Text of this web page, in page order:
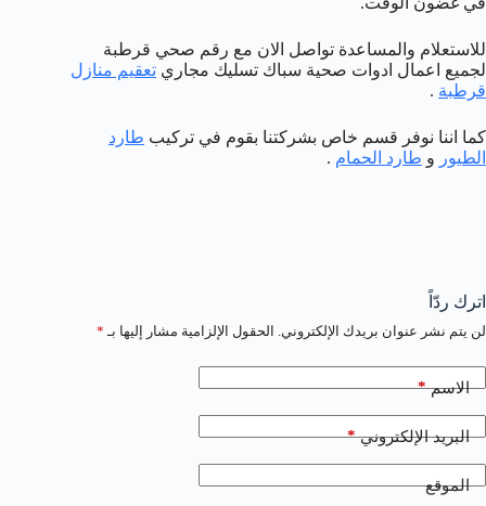
للاستعلام والمساعدة تواصل الان مع رقم صحي قرطبة
لجميع اعمال ادوات صحية سباك تسليك مجاري تعقيم منازل
قرطبة .
كما اننا نوفر قسم خاص بشركتنا بقوم في تركيب طارد
الطيور و طارد الحمام .
اترك ردّاً
لن يتم نشر عنوان بريدك الإلكتروني. الحقول الإلزامية مشار إليها بـ *
الاسم*
البريد الإلكتروني*
الموقع